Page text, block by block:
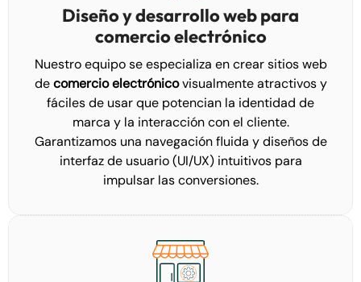
Diseño y desarrollo web para
comercio electrónico
Nuestro equipo se especializa en crear sitios web
decomercio electrónicovisualmente atractivos y
fáciles de usar que potencian la identidad de
marca y la interacción con el cliente.
Garantizamos una navegación fluida y diseños de
interfaz de usuario (UI/UX) intuitivos para
impulsar las conversiones.